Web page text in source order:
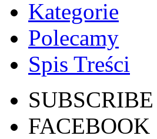
Kategorie
Polecamy
Spis Treści
SUBSCRIBE
FACEBOOK